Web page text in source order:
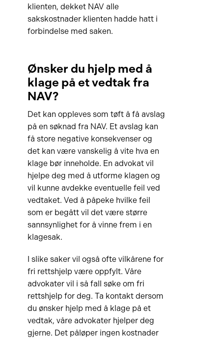
klienten, dekket NAV alle
sakskostnader klienten hadde hatt i
forbindelse med saken.
Ønsker du hjelp med å
klage på et vedtak fra
NAV?
Det kan oppleves som tøft å få avslag
på en søknad fra NAV. Et avslag kan
få store negative konsekvenser og
det kan være vanskelig å vite hva en
klage bør inneholde. En advokat vil
hjelpe deg med å utforme klagen og
vil kunne avdekke eventuelle feil ved
vedtaket. Ved å påpeke hvilke feil
som er begått vil det være større
sannsynlighet for å vinne frem i en
klagesak.
I slike saker vil også ofte vilkårene for
fri rettshjelp være oppfylt. Våre
advokater vil i så fall søke om fri
rettshjelp for deg. Ta kontakt dersom
du ønsker hjelp med å klage på et
vedtak, våre advokater hjelper deg
gjerne. Det påløper ingen kostnader